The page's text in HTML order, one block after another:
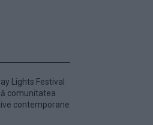
Lights Festival
comunitatea
contemporane